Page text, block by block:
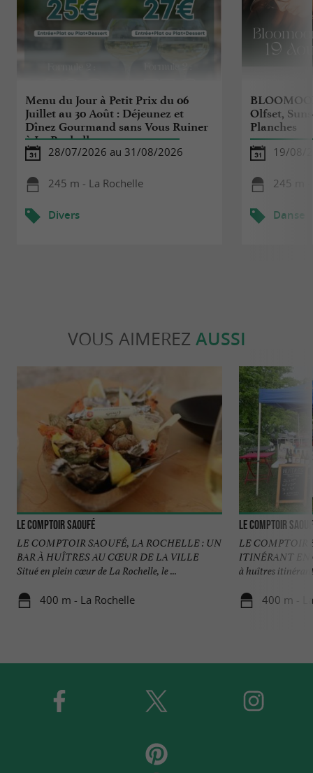
Menu du Jour à Petit Prix du 06
Juillet au 30 Août : Déjeunez et
Dînez Gourmand sans Vous Ruiner
à La Rochelle
28/07/2026 au 31/08/2026
245 m - La Rochelle
Divers
Olfset,
Planches
19/08/
245 m -
Danse
VOUS AIMEREZ AUSSI
Le Comptoir Saoufé
LE COMPTOIR SAOUFÉ, LA ROCHELLE : UN
BAR À HUÎTRES AU CŒUR DE LA VILLE
Situé en plein cœur de La Rochelle, le ...
400 m - La Rochelle
Le Comptoir
LE COMPTOIR
ITINÉRANT
à huîtres
400 m -